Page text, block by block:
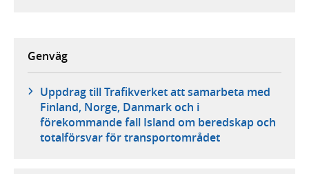
Genväg
Uppdrag till Trafikverket att samarbeta med
Finland, Norge, Danmark och i
förekommande fall Island om beredskap och
totalförsvar för transportområdet